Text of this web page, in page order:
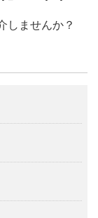
しませんか？